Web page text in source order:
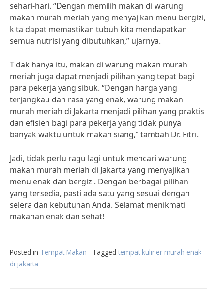
sehari-hari. “Dengan memilih makan di warung
makan murah meriah yang menyajikan menu bergizi,
kita dapat memastikan tubuh kita mendapatkan
semua nutrisi yang dibutuhkan,” ujarnya.
Tidak hanya itu, makan di warung makan murah
meriah juga dapat menjadi pilihan yang tepat bagi
para pekerja yang sibuk. “Dengan harga yang
terjangkau dan rasa yang enak, warung makan
murah meriah di Jakarta menjadi pilihan yang praktis
dan efisien bagi para pekerja yang tidak punya
banyak waktu untuk makan siang,” tambah Dr. Fitri.
Jadi, tidak perlu ragu lagi untuk mencari warung
makan murah meriah di Jakarta yang menyajikan
menu enak dan bergizi. Dengan berbagai pilihan
yang tersedia, pasti ada satu yang sesuai dengan
selera dan kebutuhan Anda. Selamat menikmati
makanan enak dan sehat!
Posted in Tempat Makan Tagged tempat kuliner murah enak
di jakarta